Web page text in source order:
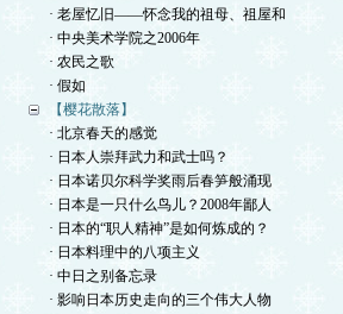
· 老屋忆旧——怀念我的祖母、祖屋和
· 中央美术学院之2006年
· 农民之歌
· 假如
【樱花散落】
· 北京春天的感觉
· 日本人崇拜武力和武士吗？
· 日本诺贝尔科学奖雨后春笋般涌现
· 日本是一只什么鸟儿？2008年鄙人
· 日本的“职人精神”是如何炼成的？
· 日本料理中的八项主义
· 中日之别备忘录
· 影响日本历史走向的三个伟大人物